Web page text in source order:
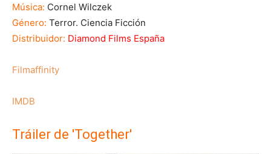
Música: Cornel Wilczek
Género: Terror. Ciencia Ficción
Distribuidor: Diamond Films España
Filmaffinity
IMDB
Tráiler de 'Together'